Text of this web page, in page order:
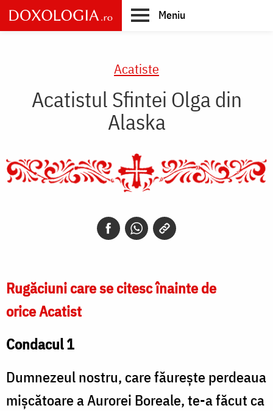
Skip
to
main
Meniu
Acatiste
Acatistul Sfintei Olga din
Alaska
Rugăciuni care se citesc înainte de
orice Acatist
Condacul 1
Dumnezeul nostru, care făurește perdeaua
mișcătoare a Aurorei Boreale, te-a făcut ca